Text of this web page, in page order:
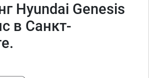
Hyundai Genesis
в Санкт-